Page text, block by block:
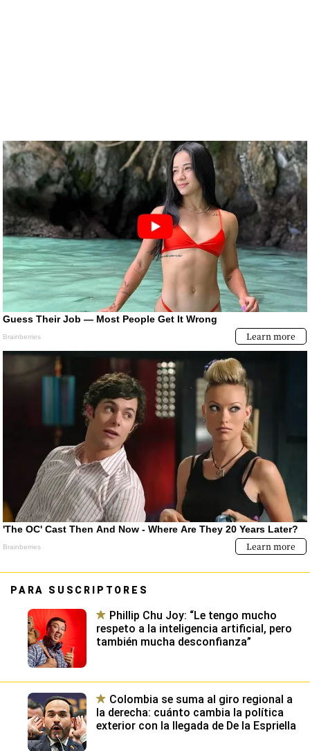
PARA SUSCRIPTORES
Phillip Chu Joy: “Le tengo mucho
respeto a la inteligencia artificial, pero
también mucha desconfianza”
Colombia se suma al giro regional a
la derecha: cuánto cambia la política
exterior con la llegada de De la Espriella